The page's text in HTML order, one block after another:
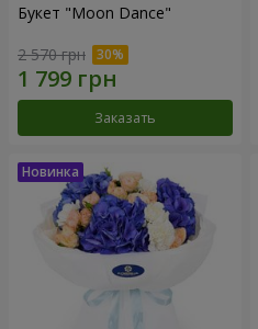
Букет "Moon Dance"
2 570 грн
Заказать